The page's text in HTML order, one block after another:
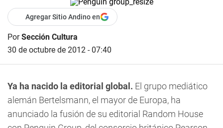
Agregar Sitio Andino en
PorSección Cultura
30 de octubre de 2012 - 07:40
Ya ha nacido la editorial global. El grupo mediático
alemán Bertelsmann, el mayor de Europa, ha
anunciado la fusión de su editorial Random House